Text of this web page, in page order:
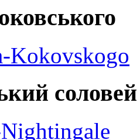
соловей